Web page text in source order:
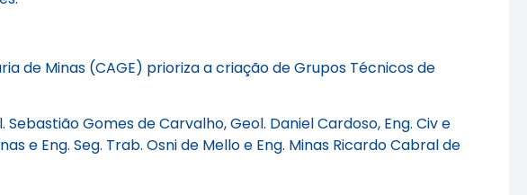
de Minas (CAGE) prioriza a criação de Grupos Técnicos de
Gomes de Carvalho, Geol. Daniel Cardoso, Eng. Civ e
e Eng. Seg. Trab. Osni de Mello e Eng. Minas Ricardo Cabral de